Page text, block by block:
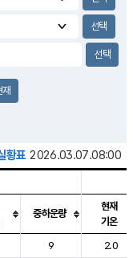
재
황표 2026.03.07.08:00
람, 기압등을 안내한 표입
중하운량
현재
기온
9
2.0